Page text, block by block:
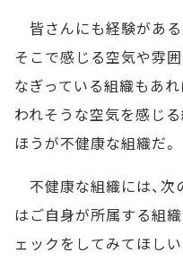
皆さんにも経験がある
そこで感じる空気や雰
なぎっている組織もあ
われそうな空気を感じ
ほうが不健康な組織だ。
不健康な組織には、次
はご自身が所属する組
ェックをしてみてほしい